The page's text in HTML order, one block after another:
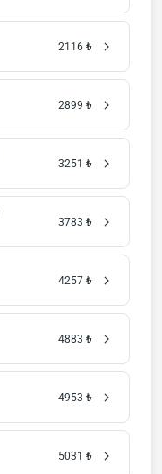
2116 ₺
2899 ₺
3251 ₺
3783 ₺
4257 ₺
4883 ₺
4953 ₺
5031 ₺